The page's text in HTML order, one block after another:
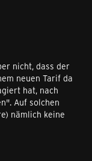
nicht, dass der
neuen Tarif da
hat, nach
Auf solchen
nämlich keine